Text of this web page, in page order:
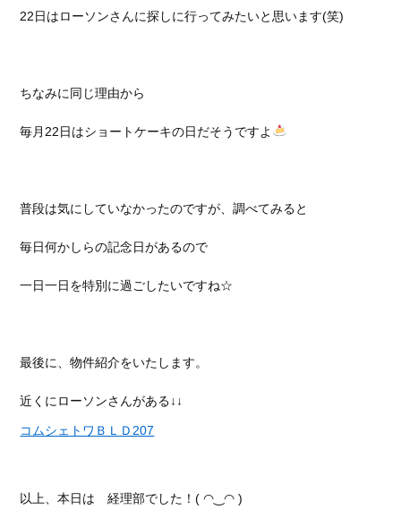
22日はローソンさんに探しに行ってみたいと思います(笑)
ちなみに同じ理由から
毎月22日はショートケーキの日だそうですよ
普段は気にしていなかったのですが、調べてみると
毎日何かしらの記念日があるので
一日一日を特別に過ごしたいですね☆
最後に、物件紹介をいたします。
近くにローソンさんがある↓↓
コムシェトワＢＬＤ207
以上、本日は 経理部でした！( ◠‿◠ )